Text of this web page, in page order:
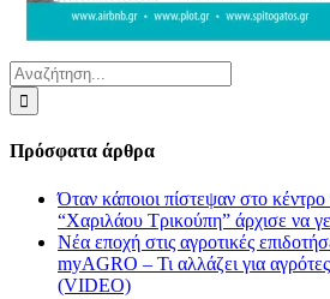
Αναζήτηση
για:
Πρόσφατα άρθρα
Όταν κάποιοι πίστεψαν στο
“Χαριλάου Τρικούπη” άρχισε να
Νέα εποχή στις αγροτικές
myAGRO – Τι αλλάζει για
(VIDEO)